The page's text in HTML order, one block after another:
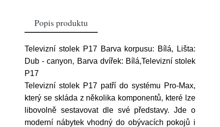
Popis produktu
Televizní stolek P17 Barva korpusu: Bílá, Lišta:
Dub - canyon, Barva dvířek: Bílá,Televizní stolek
P17
Televizní stolek P17 patří do systému Pro-Max,
který se skláda z několika komponentů, které lze
libovolně sestavovat dle své představy. Jde o
moderní nábytek vhodný do obývacích pokojů i